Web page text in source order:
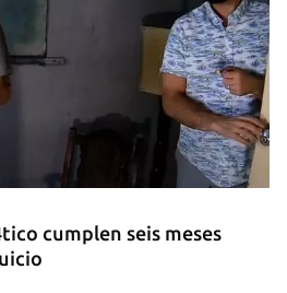
cumplen seis meses